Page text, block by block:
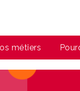
métiers